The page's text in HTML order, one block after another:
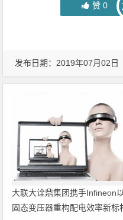
赞 0
发布日期：2019年07月02
大联大诠鼎集团携手Infineon以
固态变压器重构配电效率新标